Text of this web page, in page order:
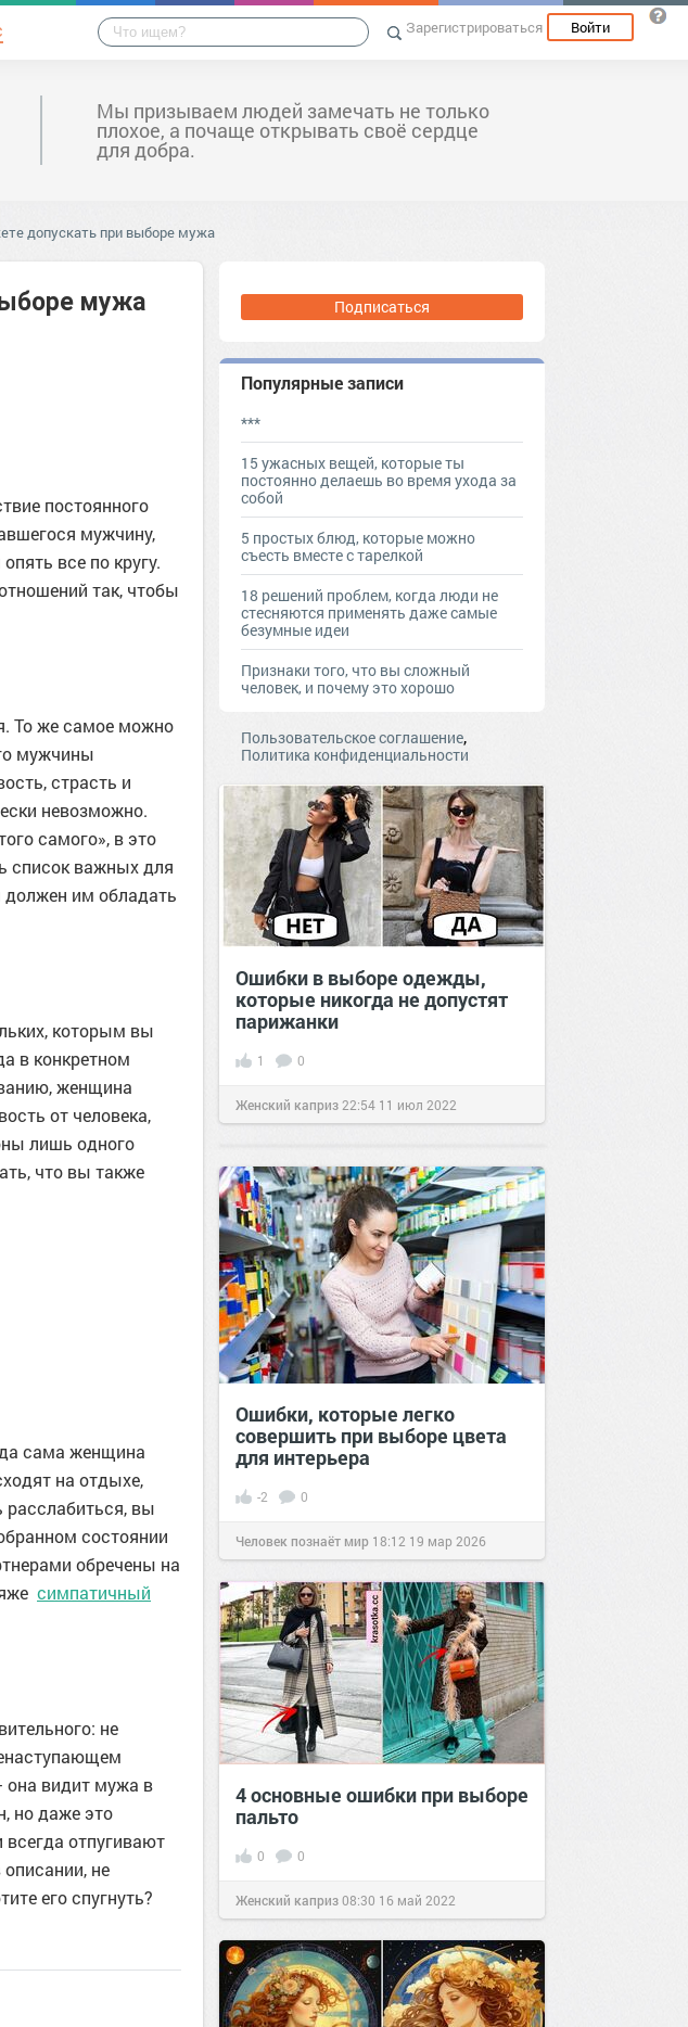
Зарегистрироваться Войти
Мы призываем людей замечать не только
плохое, а почаще открывать своё сердце
для добра.
допускать при выборе мужа
мужа
постоянного
мужчину,
все по кругу.
так, чтобы
То же самое можно
мужчины
страсть и
невозможно.
самого», в это
список важных для
должен им обладать
которым вы
в конкретном
женщина
от человека,
лишь одного
что вы также
сама женщина
на отдыхе,
расслабиться, вы
состоянии
обречены на
симпатичный
не
она видит мужа в
но даже это
отпугивают
не
его спугнуть?
Подписаться
Популярные записи
***
15 ужасных вещей, которые ты
постоянно делаешь во время ухода за
собой
5 простых блюд, которые можно
съесть вместе с тарелкой
18 решений проблем, когда люди не
стесняются применять даже самые
безумные идеи
Признаки того, что вы сложный
человек, и почему это хорошо
Пользовательское соглашение,
Политика конфиденциальности
Ошибки в выборе одежды,
которые никогда не допустят
парижанки
1 0
Женский каприз 22:54 11 июл 2022
Ошибки, которые легко
совершить при выборе цвета
для интерьера
-2 0
Человек познаёт мир 18:12 19 мар 2026
4 основные ошибки при выборе
пальто
0 0
Женский каприз08:30 16 май 2022